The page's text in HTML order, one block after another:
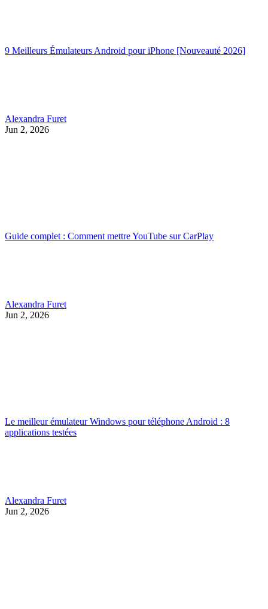
9 Meilleurs Émulateurs Android pour iPhone [Nouveauté 2026]
Alexandra Furet
Jun 2, 2026
Guide complet : Comment mettre YouTube sur CarPlay
Alexandra Furet
Jun 2, 2026
Le meilleur émulateur Windows pour téléphone Android : 8
applications testées
Alexandra Furet
Jun 2, 2026